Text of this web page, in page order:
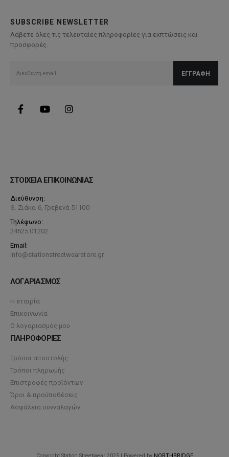
SUBSCRIBE NEWSLETTER
Λάβετε όλες τις τελευταίες πληροφορίες για εκπτώσεις και
προσφορές.
ΣΤΟΙΧΕΙΑ ΕΠΙΚΟΙΝΩΝΙΑΣ
Διεύθυνση:
Θ. Ζιάκα 6, Γρεβενά 51100
Τηλέφωνο:
24625 01202
Email:
info@stationstreetwearstore.gr
ΛΟΓΑΡΙΑΣΜΟΣ
Η εταιρία
Επικοινωνία
Ο λογαριασμός μου
ΠΛΗΡΟΦΟΡΙΕΣ
Τρόποι αποστολής
Τρόποι πληρωμής
Επιστροφές προϊόντων
Όροι & προϋποθέσεις
Ασφάλεια συνναλαγών